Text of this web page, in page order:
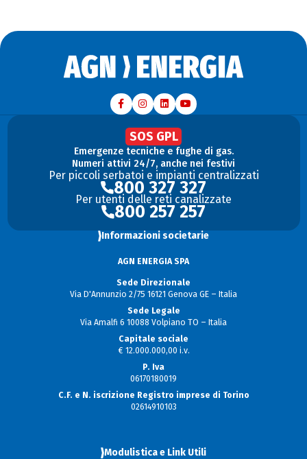
SOS GPL
Emergenze tecniche e fughe di gas.
Numeri attivi 24/7, anche nei festivi
Per piccoli serbatoi e impianti centralizzati
800 327 327
Per utenti delle reti canalizzate
800 257 257
Informazioni societarie
AGN ENERGIA SPA
Sede Direzionale
Via D'Annunzio 2/75 16121 Genova GE – Italia
Sede Legale
Via Amalfi 6 10088 Volpiano TO – Italia
Capitale sociale
€ 12.000.000,00 i.v.
P. Iva
06170180019
C.F. e N. iscrizione Registro imprese di Torino
02614910103
Modulistica e Link Utili